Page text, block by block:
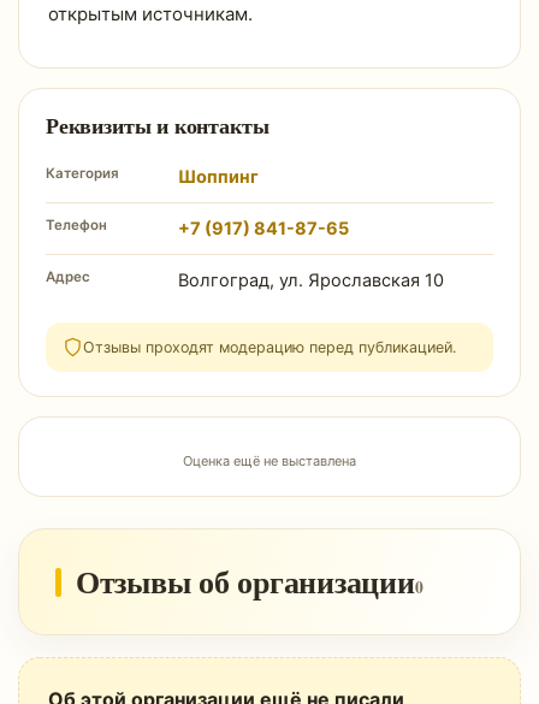
открытым источникам.
Реквизиты и контакты
Категория Шоппинг
Телефон +7 (917) 841-87-65
Адрес Волгоград, ул. Ярославская 10
Отзывы проходят модерацию перед публикацией.
Оценка ещё не выставлена
Отзывы об организации0
Об этой организации ещё не писали